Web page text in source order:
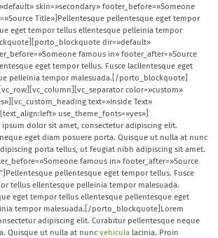
skin=»secondary» footer_before=»Someone
Title»]Pellentesque pellentesque eget tempor
eget tempor tellus ellentesque pelleinia tempor
dir=»default»
famous in» footer_after=»Source
eget tempor tellus. Fusce lacllentesque eget
pelleinia tempor malesuada.[/porto_blockquote]
color=»custom»
text=»Inside Text»
use_theme_fonts=»yes»]
ipsum dolor sit amet, consectetur adipiscing elit.
eget diam posuere porta. Quisque ut nulla at nunc
porta tellus, ut feugiat nibh adipiscing sit amet.
famous in» footer_after=»Source
pellentesque eget tempor tellus. Fusce
tellus ellentesque pelleinia tempor malesuada.
eget tempor tellus ellentesque pellentesque eget
tempor malesuada.[/porto_blockquote]Lorem
adipiscing elit. Curabitur pellentesque neque
Quisque ut nulla at nunc vehicula lacinia. Proin